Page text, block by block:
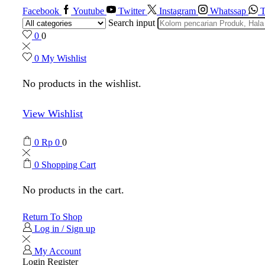
Facebook Youtube Twitter Instagram Whatssap
Search input
0 0
0 My Wishlist
No products in the wishlist.
View Wishlist
0 Rp 0 0
0 Shopping Cart
No products in the cart.
Return To Shop
Log in / Sign up
My Account
Login Register